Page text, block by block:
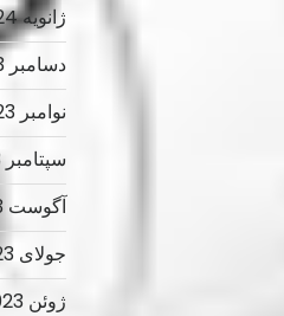
ژانویه 2024
دسامبر 2023
نوامبر 2023
سپتامبر 2023
آگوست 2023
جولای 2023
ژوئن 2023